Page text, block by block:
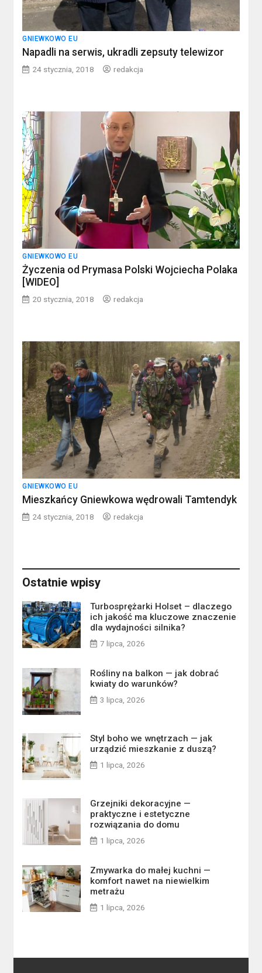
GNIEWKOWO EU
Napadli na serwis, ukradli zepsuty telewizor
24 stycznia, 2018 redakcja
GNIEWKOWO EU
Życzenia od Prymasa Polski Wojciecha Polaka
[WIDEO]
20 stycznia, 2018 redakcja
GNIEWKOWO EU
Mieszkańcy Gniewkowa wędrowali Tamtendyk
24 stycznia, 2018 redakcja
Ostatnie wpisy
Turbosprężarki Holset – dlaczego
ich jakość ma kluczowe znaczenie
dla wydajności silnika?
7 lipca, 2026
Rośliny na balkon — jak dobrać
kwiaty do warunków?
3 lipca, 2026
Styl boho we wnętrzach — jak
urządzić mieszkanie z duszą?
1 lipca, 2026
Grzejniki dekoracyjne —
praktyczne i estetyczne
rozwiązania do domu
1 lipca, 2026
Zmywarka do małej kuchni —
komfort nawet na niewielkim
metrażu
1 lipca, 2026